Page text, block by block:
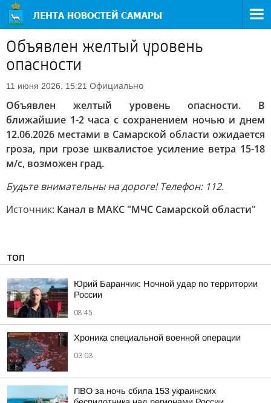
Объявлен желтый уровень
опасности
11 июня 2026, 15:21 Официально
Объявлен желтый уровень опасности. В
ближайшие 1-2 часа с сохранением ночью и днем
12.06.2026 местами в Самарской области ожидается
гроза, при грозе шквалистое усиление ветра 15-18
м/с, возможен град.
Будьте внимательны на дороге! Телефон: 112.
Источник: Канал в МАКС "МЧС Самарской области"
ТОП
Юрий Баранчик: Ночной удар по территории
России
08:45
Хроника специальной военной операции
03:03
ПВО за ночь сбила 153 украинских